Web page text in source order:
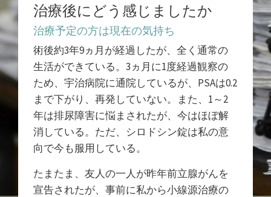
治療後にどう感じましたか
治療予定の方は現在の気持ち
術後約3年9ヵ月が経過したが、全く通常の
生活ができている。3ヵ月に1度経過観察の
ため、宇治病院に通院しているが、PSAは0.2
まで下がり、再発していない。また、1～2
年は排尿障害に悩まされたが、今はほぼ解
消している。ただ、シロドシン錠は私の意
向で今も服用している。
たまたま、友人の一人が昨年前立腺がんを
宣告されたが、事前に私から小線源治療の